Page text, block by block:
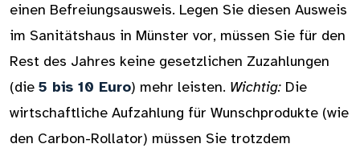
einen Befreiungsausweis. Legen Sie diesen Ausweis
im Sanitätshaus in Münster vor, müssen Sie für den
Rest des Jahres keine gesetzlichen Zuzahlungen
(die 5 bis 10 Euro) mehr leisten. Wichtig: Die
wirtschaftliche Aufzahlung für Wunschprodukte (wie
den Carbon-Rollator) müssen Sie trotzdem